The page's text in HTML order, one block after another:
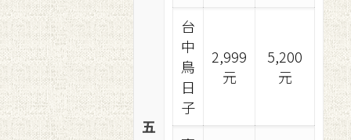
五
台
中
鳥
日
子
2,999
元
5,200
元